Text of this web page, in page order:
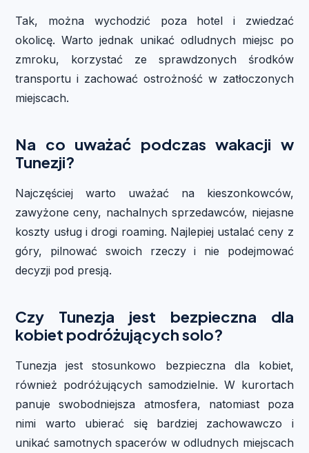
Tak, można wychodzić poza hotel i zwiedzać
okolicę. Warto jednak unikać odludnych miejsc po
zmroku, korzystać ze sprawdzonych środków
transportu i zachować ostrożność w zatłoczonych
miejscach.
Na co uważać podczas wakacji w
Tunezji?
Najczęściej warto uważać na kieszonkowców,
zawyżone ceny, nachalnych sprzedawców, niejasne
koszty usług i drogi roaming. Najlepiej ustalać ceny z
góry, pilnować swoich rzeczy i nie podejmować
decyzji pod presją.
Czy Tunezja jest bezpieczna dla
kobiet podróżujących solo?
Tunezja jest stosunkowo bezpieczna dla kobiet,
również podróżujących samodzielnie. W kurortach
panuje swobodniejsza atmosfera, natomiast poza
nimi warto ubierać się bardziej zachowawczo i
unikać samotnych spacerów w odludnych miejscach